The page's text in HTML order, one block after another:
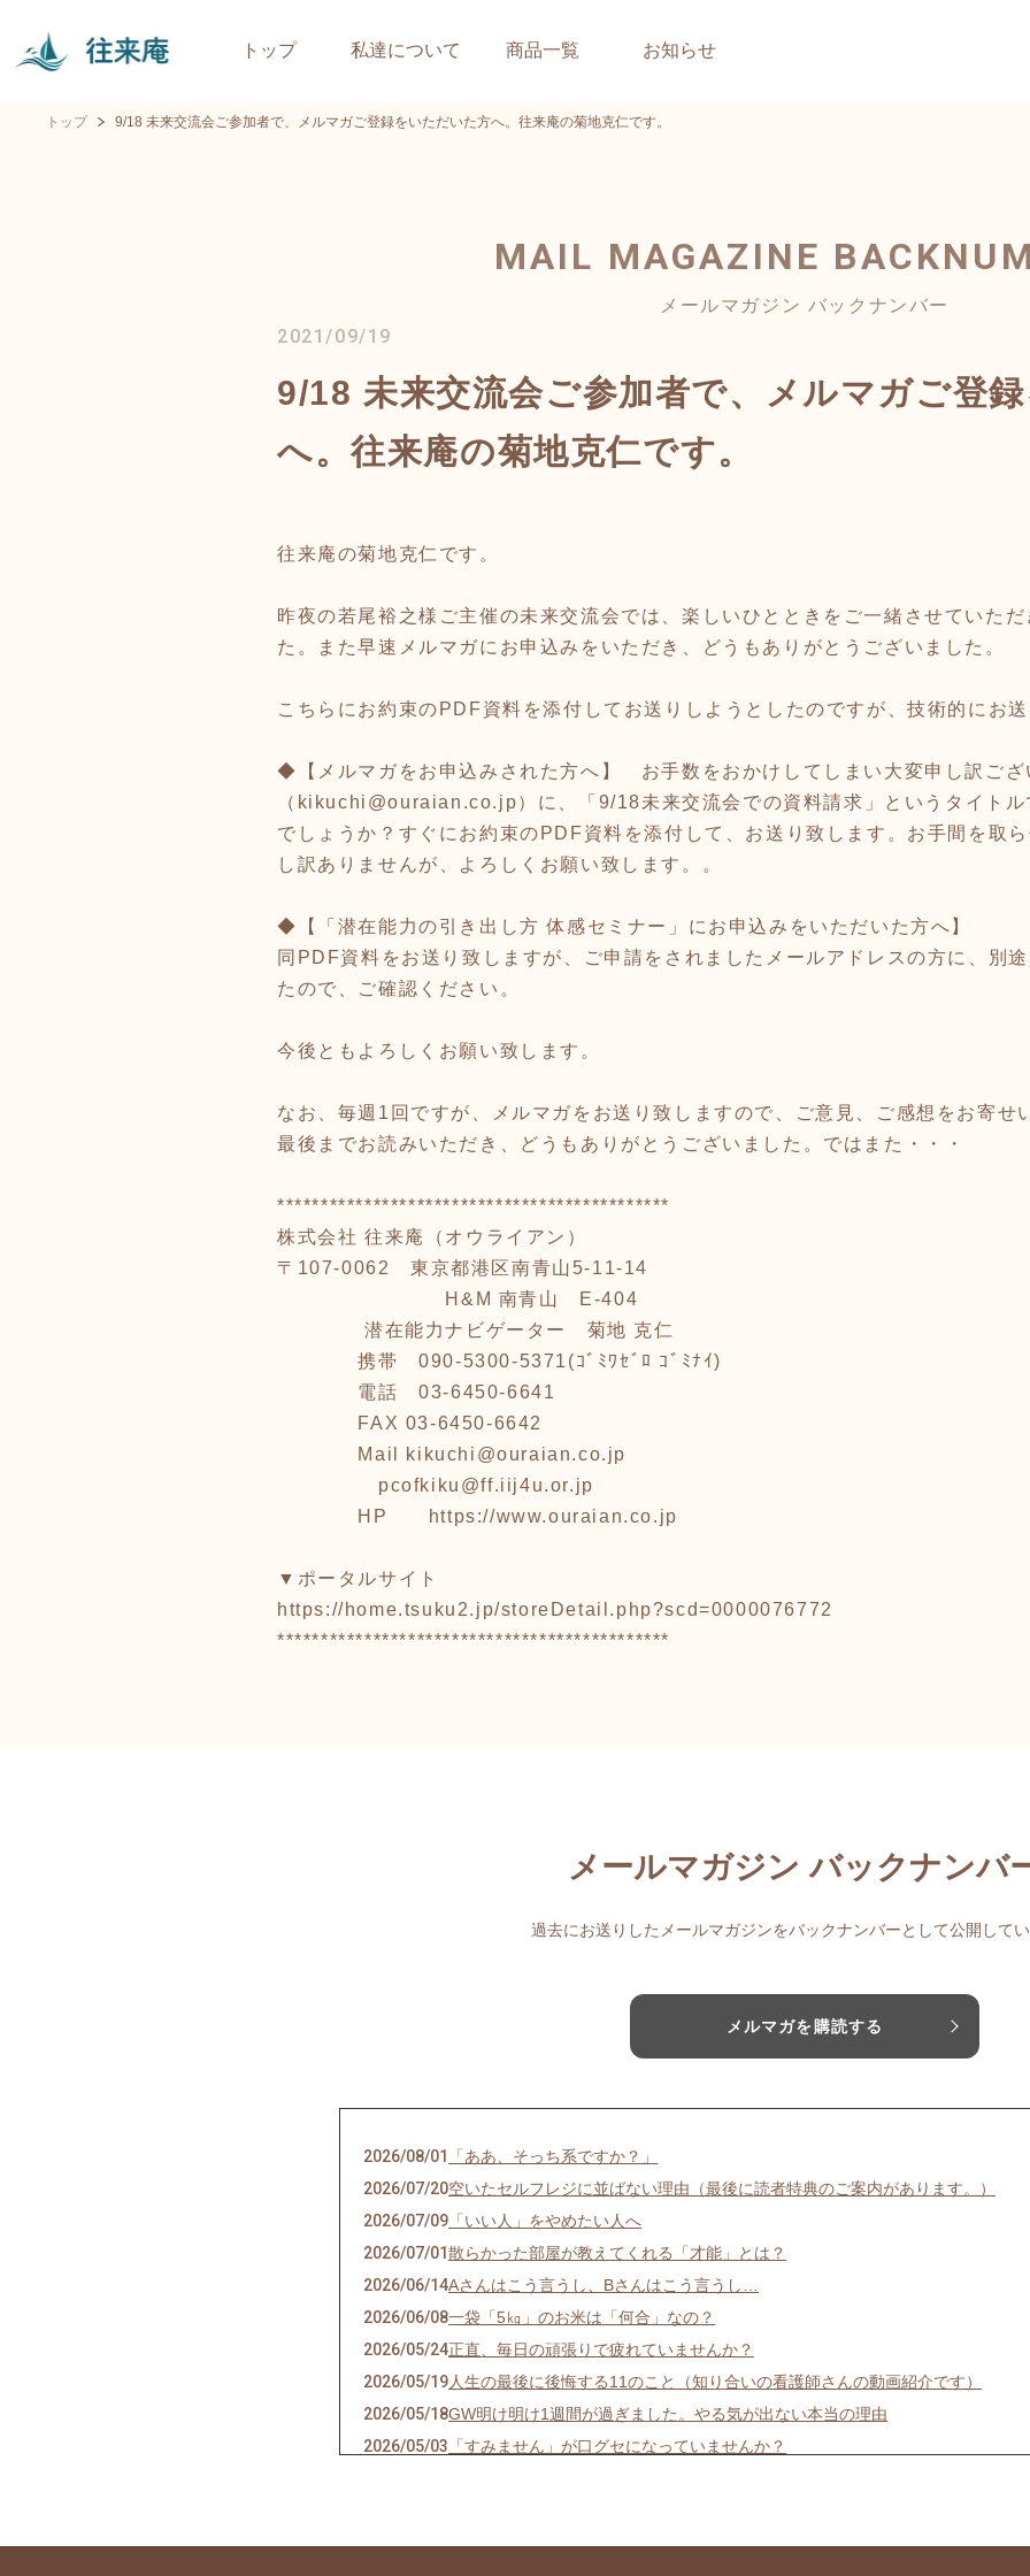
トップ 私達について 商品一覧 お知らせ
トップ 9/18 未来交流会ご参加者で、メルマガご登録をいただいた方へ。往来庵の菊地克仁です。
MAIL MAGAZINE
メールマガジン バックナンバー
2021/09/19
9/18 未来交流会ご参加者で、メルマガご登
へ。往来庵の菊地克仁です。
往来庵の菊地克仁です。
昨夜の若尾裕之様ご主催の未来交流会では、楽しいひとときをご一緒させていた
た。また早速メルマガにお申込みをいただき、どうもありがとうございました。
こちらにお約束のPDF資料を添付してお送りしようとしたのですが、技術的にお
◆【メルマガをお申込みされた方へ】 お手数をおかけしてしまい大変申し訳ござ
（kikuchi@ouraian.co.jp）に、「9/18未来交流会での資料請求」というタイトル
でしょうか？すぐにお約束のPDF資料を添付して、お送り致します。お手間を取
し訳ありませんが、よろしくお願い致します。。
◆【「潜在能力の引き出し方 体感セミナー」にお申込みをいただいた方へ】
同PDF資料をお送り致しますが、ご申請をされましたメールアドレスの方に、別
たので、ご確認ください。
今後ともよろしくお願い致します。
なお、毎週1回ですが、メルマガをお送り致しますので、ご意見、ご感想をお寄せ
最後までお読みいただき、どうもありがとうございました。ではまた・・・
*********************************************
株式会社 往来庵（オウライアン）
〒107-0062 東京都港区南青山5-11-14
H&M 南青山 E-404
潜在能力ナビゲーター 菊地 克仁
携帯 090-5300-5371(ｺﾞﾐﾜｾﾞﾛ ｺﾞﾐﾅｲ)
電話 03-6450-6641
FAX 03-6450-6642
Mail kikuchi@ouraian.co.jp
pcofkiku@ff.iij4u.or.jp
HP
https://www.ouraian.co.jp
▼ポータルサイト
https://home.tsuku2.jp/storeDetail.php?scd=0000076772
*********************************************
メールマガジン バックナンバ
過去にお送りしたメールマガジンをバックナンバーとして公開してい
メルマガを購読する
2026/08/01
「ああ、そっち系ですか？」
2026/07/20空いたセルフレジに並ばない理由（最後に読者特典のご案内があります。）
2026/07/09 「いい人」をやめたい人へ
2026/07/01散らかった部屋が教えてくれる「才能」とは？
2026/06/14Aさんはこう言うし、Bさんはこう言うし…
2026/06/08一袋「5㎏」のお米は「何合」なの？
2026/05/24正直、毎日の頑張りで疲れていませんか？
2026/05/19人生の最後に後悔する11のこと（知り合いの看護師さんの動画紹介です）
2026/05/18GW明け明け1週間が過ぎました。やる気が出ない本当の理由
2026/05/03 「すみません」が口グセになっていませんか？
2026/04/13自分のことを好きになれない人へ